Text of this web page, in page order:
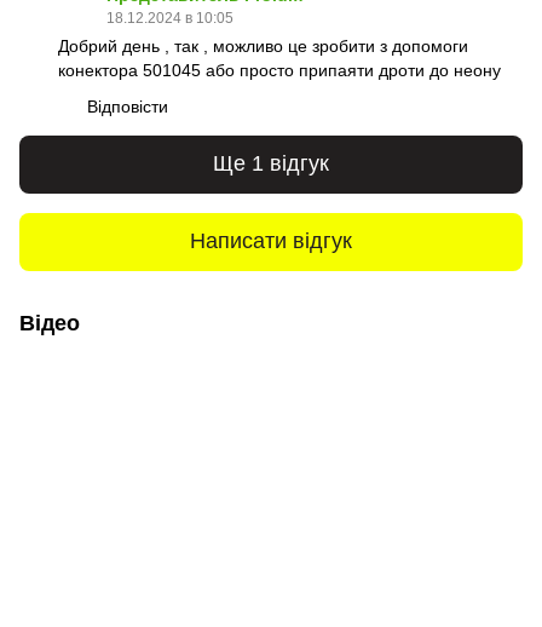
18.12.2024 в 10:05
Добрий день , так , можливо це зробити з допомоги
конектора 501045 або просто припаяти дроти до неону
Відповісти
Ще 1 відгук
Написати відгук
Відео